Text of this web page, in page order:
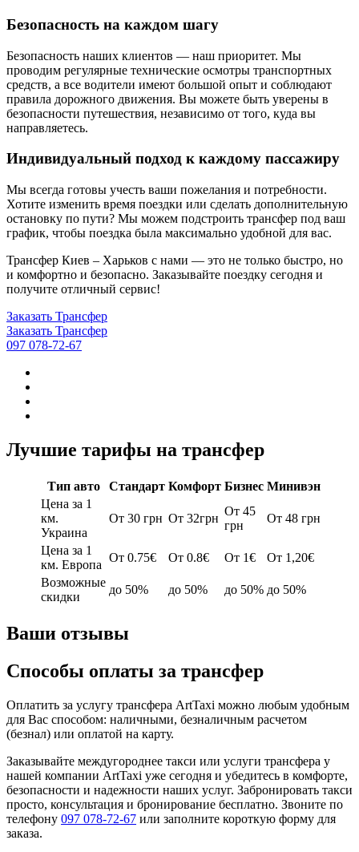
Безопасность на каждом шагу
Безопасность наших клиентов — наш приоритет. Мы
проводим регулярные технические осмотры транспортных
средств, а все водители имеют большой опыт и соблюдают
правила дорожного движения. Вы можете быть уверены в
безопасности путешествия, независимо от того, куда вы
направляетесь.
Индивидуальный подход к каждому пассажиру
Мы всегда готовы учесть ваши пожелания и потребности.
Хотите изменить время поездки или сделать дополнительную
остановку по пути? Мы можем подстроить трансфер под ваш
график, чтобы поездка была максимально удобной для вас.
Трансфер Киев – Харьков с нами — это не только быстро, но
и комфортно и безопасно. Заказывайте поездку сегодня и
получите отличный сервис!
Заказать Трансфер
Заказать Трансфер
097 078-72-67
Лучшие тарифы на трансфер
Тип авто Стандарт Комфорт Бизнес Минивэн
Цена за 1
км.
Украина
От 30 грн От 32грн
От 45
грн
От 48 грн
Цена за 1
км. Европа
От 0.75€ От 0.8€ От 1€
От 1,20€
Возможные
скидки
до 50% до 50% до 50% до 50%
Ваши отзывы
Способы оплаты за трансфер
Оплатить за услугу трансфера ArtTaxi можно любым удобным
для Вас способом: наличными, безналичным расчетом
(безнал) или оплатой на карту.
Заказывайте междугороднее такси или услуги трансфера у
нашей компании ArtTaxi уже сегодня и убедитесь в комфорте,
безопасности и надежности наших услуг. Забронировать такси
просто, консультация и бронирование бесплатно. Звоните по
телефону 097 078-72-67 или заполните короткую форму для
заказа.